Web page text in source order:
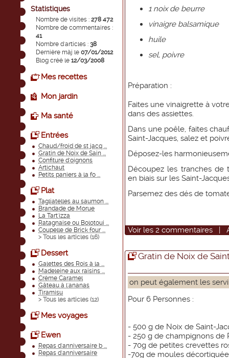
Statistiques
Nombre de visites : 278 472
Nombre de commentaires :
41
Nombre d'articles : 38
Dernière màj le 07/01/2012
Blog créé le 12/03/2008
Mes recettes
Mon jardin
Ma santé
Entrées
Chaud/froid de st jacq ...
Gratin de Noix de Sain ...
Confiture d'oignons
Artichaut
Petits paniers à la fo ...
Plat
Tagliatelles au saumon ...
Brandade de Morue
La Tart'izza
Ratagnaise ou Bolotoui ...
Coupelle de Brick four ...
> Tous les articles (16)
Dessert
Galettes des Rois à la ...
Madeleine aux raisins ...
Crème Caramel
Gâteau à l'ananas
Tiramisu
> Tous les articles (12)
Mes voyages
Ewen
Repas d'anniversaire b ...
Repas d'anniversaire
1 noix de beurre
vinaigre balsamique
huile
sel, poivre
Préparation :
Faites une vinaigrette à
dans des assiettes.
Dans une poêle, faites
Saint-Jacques, salez et
Déposez-les
Découpez les tranches de
en biais sur les Saint-
Parsemez des dés de
Voir les 2 commentaires |
Gratin de Noix de
on peut également les
Pour 6 Personnes :
- 500 g de Noix de Saint-
- 250 g de champignons de
- 70g de petites crevettes
-70g de moules